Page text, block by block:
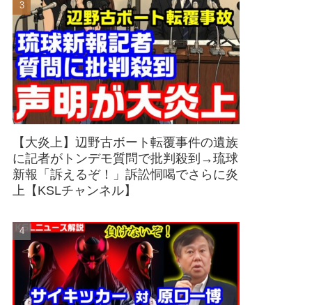
【大炎上】辺野古ボート転覆事件の遺族
に記者がトンデモ質問で批判殺到→琉球
新報「訴えるぞ！」訴訟恫喝でさらに炎
上【KSLチャンネル】